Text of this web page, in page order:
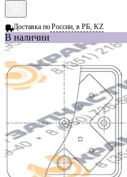
Доставка поРоссии, в РБ, KZ
В наличии